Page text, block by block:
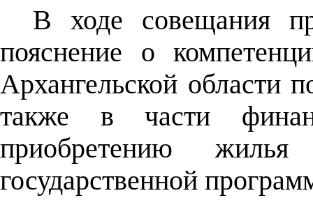
В ходе совещания
пояснение о
Архангельской области
также в части
приобретению
государственной